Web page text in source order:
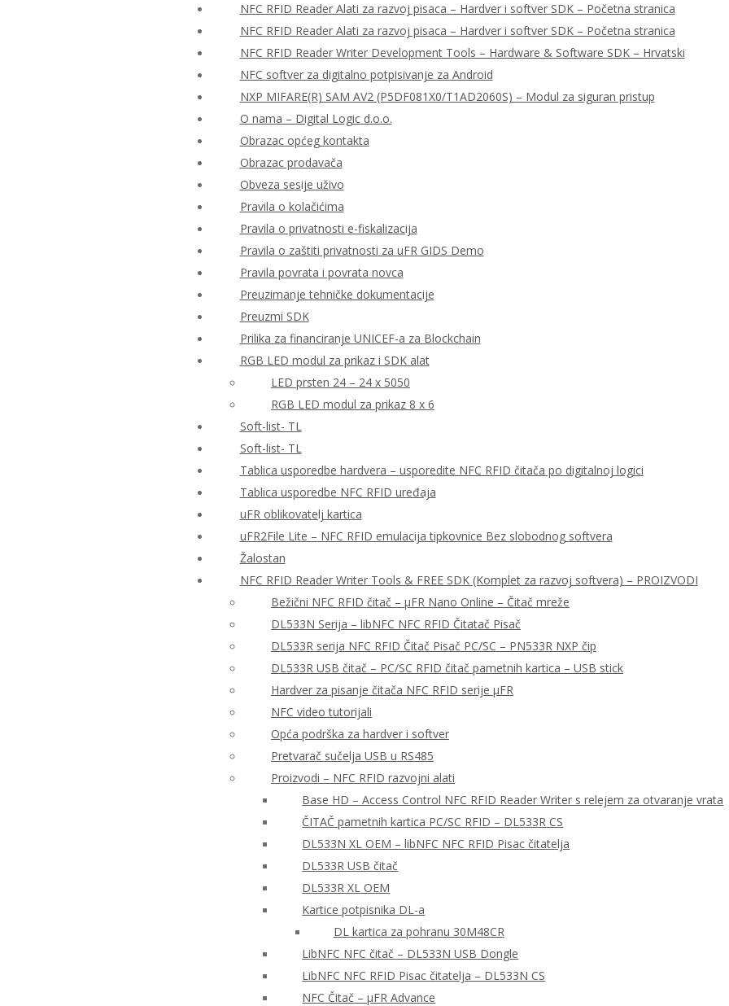
NFC RFID Reader Alati za razvoj pisaca – Hardver i softver SDK – Početna stranica
NFC RFID Reader Alati za razvoj pisaca – Hardver i softver SDK – Početna stranica
NFC RFID Reader Writer Development Tools – Hardware & Software SDK – Hrvatski
NFC softver za digitalno potpisivanje za Android
NXP MIFARE(R) SAM AV2 (P5DF081X0/T1AD2060S) – Modul za siguran pristup
O nama – Digital Logic d.o.o.
Obrazac općeg kontakta
Obrazac prodavača
Obveza sesije uživo
Pravila o kolačićima
Pravila o privatnosti e-fiskalizacija
Pravila o zaštiti privatnosti za uFR GIDS Demo
Pravila povrata i povrata novca
Preuzimanje tehničke dokumentacije
Preuzmi SDK
Prilika za financiranje UNICEF-a za Blockchain
RGB LED modul za prikaz i SDK alat
LED prsten 24 – 24 x 5050
RGB LED modul za prikaz 8 x 6
Soft-list- TL
Soft-list- TL
Tablica usporedbe hardvera – usporedite NFC RFID čitača po digitalnoj logici
Tablica usporedbe NFC RFID uređaja
uFR oblikovatelj kartica
uFR2File Lite – NFC RFID emulacija tipkovnice Bez slobodnog softvera
Žalostan
NFC RFID Reader Writer Tools & FREE SDK (Komplet za razvoj softvera) – PROIZVODI
Bežični NFC RFID čitač – μFR Nano Online – Čitač mreže
DL533N Serija – libNFC NFC RFID Čitatač Pisač
DL533R serija NFC RFID Čitač Pisač PC/SC – PN533R NXP čip
DL533R USB čitač – PC/SC RFID čitač pametnih kartica – USB stick
Hardver za pisanje čitača NFC RFID serije μFR
NFC video tutorijali
Opća podrška za hardver i softver
Pretvarač sučelja USB u RS485
Proizvodi – NFC RFID razvojni alati
Base HD – Access Control NFC RFID Reader Writer s relejem za otvaranje vrata
ČITAČ pametnih kartica PC/SC RFID – DL533R CS
DL533N XL OEM – libNFC NFC RFID Pisac čitatelja
DL533R USB čitač
DL533R XL OEM
Kartice potpisnika DL-a
DL kartica za pohranu 30M48CR
LibNFC NFC čitač – DL533N USB Dongle
LibNFC NFC RFID Pisac čitatelja – DL533N CS
NFC Čitač – μFR Advance